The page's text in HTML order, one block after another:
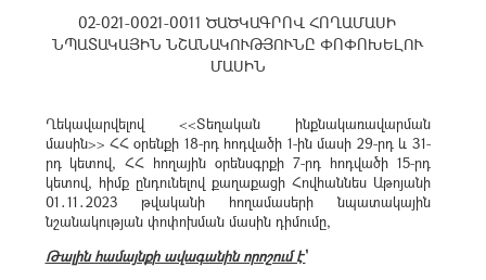
02-021-0021-0011 ԾԱԾԿԱԳՐՈՎ ՀՈՂԱՄԱՍԻ
ՆՊԱՏԱԿԱՅԻՆ ՆՇԱՆԱԿՈՒԹՅՈՒՆԸ ՓՈՓՈԽԵԼՈՒ
ՄԱՍԻՆ
Ղեկավարվելով <<Տեղական ինքնակառավարման
մասին>> ՀՀ օրենքի 18-րդ հոդվածի 1-ին մասի 29-րդ և 31-
րդ կետով, ՀՀ հողային օրենսգրքի 7-րդ հոդվածի 15-րդ
կետով, հիմք ընդունելով քաղաքացի Հովհաննես Աթոյանի
01․11․2023 թվականի հողամասերի նպատակային
նշանակության փոփոխման մասին դիմումը,
Թալին համայնքի ավագանին որոշում է՝